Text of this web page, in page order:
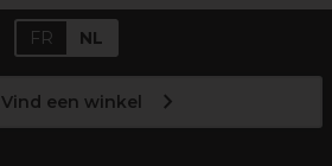
FR NL
Vind een winkel